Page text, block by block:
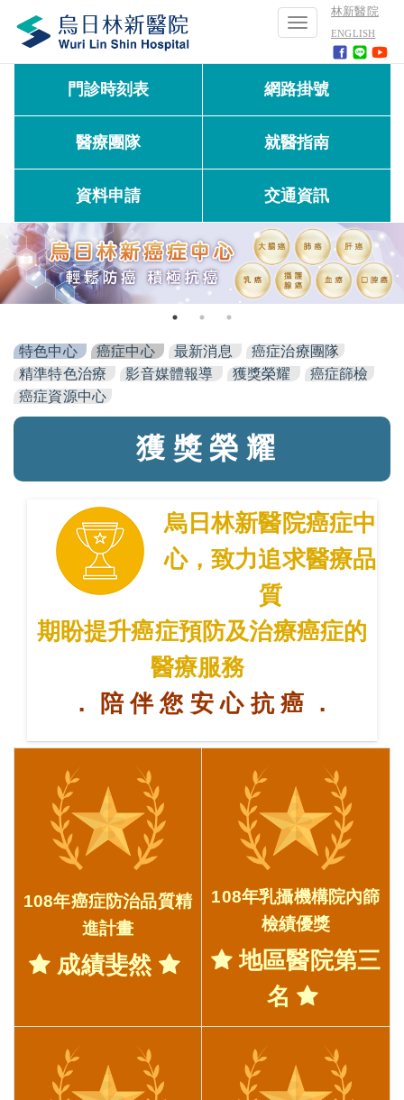
林新醫院
ENGLISH
Toggle
navigation
門診時刻表 網路掛號
醫療團隊 就醫指南
資料申請 交通資訊
特色中心 癌症中心 最新消息
癌症治療團隊
精準特色治療
影音媒體報導 獲獎榮耀
癌症篩檢
癌症資源中心
獲 獎 榮 耀
烏日林新醫院癌症中
心，致力追求醫療品
質
期盼提升癌症預防及治療癌症的
醫療服務
． 陪 伴 您 安 心 抗 癌 ．
108年癌症防治品質精
進計畫
成績斐然
108年乳攝機構院內篩
檢績優獎
地區醫院第三
名